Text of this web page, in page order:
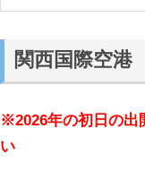
関西国際空港
※2026年の初日の出
い